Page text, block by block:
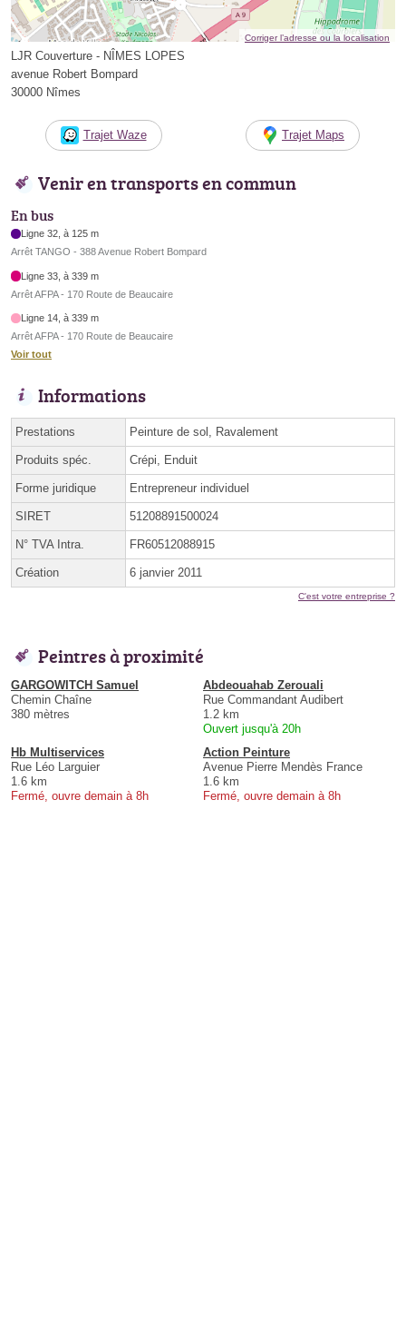
Corriger l’adresse ou la localisation
LJR Couverture - NÎMES LOPES
avenue Robert Bompard
30000 Nîmes
Trajet Waze Trajet Maps
Venir en transports en commun
En bus
Ligne 32, à 125 m
Arrêt TANGO - 388 Avenue Robert Bompard
Ligne 33, à 339 m
Arrêt AFPA - 170 Route de Beaucaire
Ligne 14, à 339 m
Arrêt AFPA - 170 Route de Beaucaire
Voir tout
Informations
Prestations Peinture de sol, Ravalement
Produits spéc. Crépi, Enduit
Forme juridique Entrepreneur individuel
SIRET 51208891500024
N° TVA Intra. FR60512088915
Création 6 janvier 2011
C'est votre entreprise ?
Peintres à proximité
GARGOWITCH Samuel
Chemin Chaîne
380 mètres
Abdeouahab Zerouali
Rue Commandant Audibert
1.2 km
Ouvert jusqu'à 20h
Hb Multiservices
Rue Léo Larguier
1.6 km
Fermé, ouvre demain à 8h
Action Peinture
Avenue Pierre Mendès France
1.6 km
Fermé, ouvre demain à 8h